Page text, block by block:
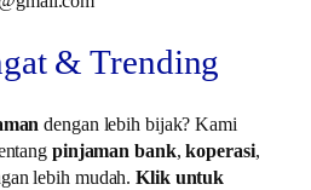
& Trending
dengan lebih bijak? Kami
pinjaman bank,koperasi,
lebih mudah.Klik untuk